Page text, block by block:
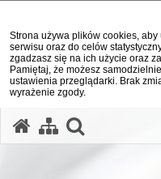
Strona używa plików cookies, aby
serwisu oraz do celów
zgadzasz się na ich użycie oraz
Pamiętaj, że możesz
ustawienia przeglądarki. Brak
wyrażenie zgody.